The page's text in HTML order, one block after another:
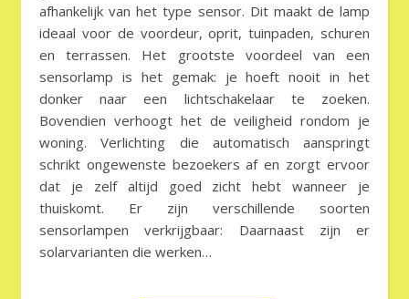
afhankelijk van het type sensor. Dit maakt de lamp
ideaal voor de voordeur, oprit, tuinpaden, schuren
en terrassen. Het grootste voordeel van een
sensorlamp is het gemak: je hoeft nooit in het
donker naar een lichtschakelaar te zoeken.
Bovendien verhoogt het de veiligheid rondom je
woning. Verlichting die automatisch aanspringt
schrikt ongewenste bezoekers af en zorgt ervoor
dat je zelf altijd goed zicht hebt wanneer je
thuiskomt. Er zijn verschillende soorten
sensorlampen verkrijgbaar: Daarnaast zijn er
solarvarianten die werken…